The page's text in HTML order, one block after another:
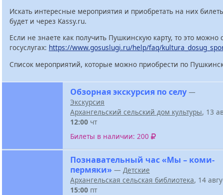
Искать интересные мероприятия и приобретать на них
будет и через Kassy.ru.
Если не знаете как получить Пушкинскую карту, то это можно
госуслугах: https://www.gosuslugi.ru/help/faq/
Список мероприятий, которые можно приобрести по
Обзорная экскурсия по селу —
Экскурсия
Архангельский сельский дом культуры, 13
12:00 чт
Билеты в наличии: 200
Познавательный час «Мы – коми-
пермяки» — Детские
Архангельская сельская библиотека, 14
15:00 пт